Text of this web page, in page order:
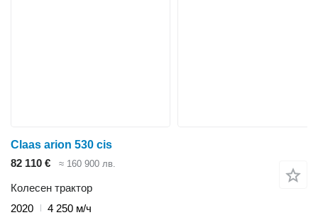
Claas arion 530 cis
82 110 €
≈ 160 900 лв.
Колесен трактор
2020
4 250 м/ч